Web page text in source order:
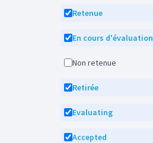
Retenue
En cours d'évaluation
Non retenue
Retirée
Evaluating
Accepted